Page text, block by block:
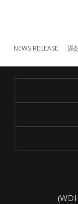
NEWS RELEASE
(WDI